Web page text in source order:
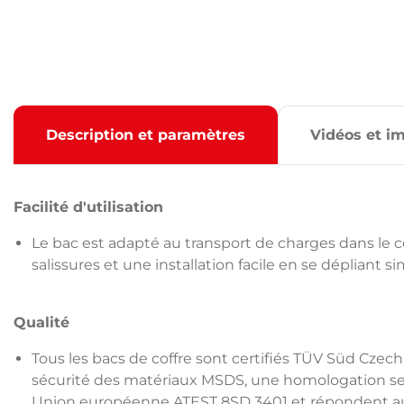
Description et paramètres Vidéos et
Facilité d'utilisation
Le bac est adapté au transport de charges dans le
salissures et une installation facile en se dépliant
Qualité
Tous les bacs de coffre sont certifiés TÜV Süd
sécurité des matériaux MSDS, une homologation